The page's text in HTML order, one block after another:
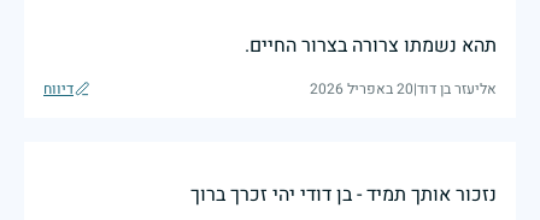
תהא נשמתו צרורה בצרור החיים.
אליעזר בן דוד|20 באפריל 2026 דיווח
נזכור אותך תמיד - בן דודי יהי זכרך ברוך